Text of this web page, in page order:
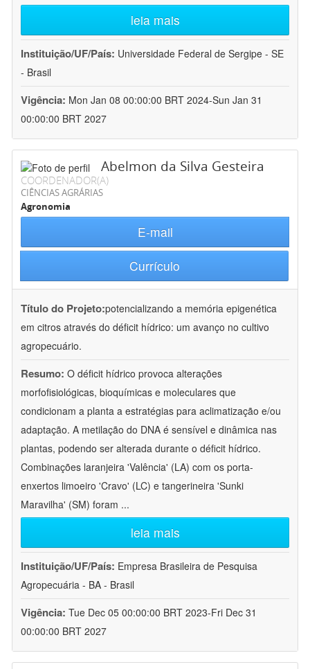
leia mais
Instituição/UF/País: Universidade Federal de Sergipe - SE
- Brasil
Vigência: Mon Jan 08 00:00:00 BRT 2024-Sun Jan 31
00:00:00 BRT 2027
Abelmon da Silva Gesteira
COORDENADOR(A)
CIÊNCIAS AGRÁRIAS
Agronomia
E-mail
Currículo
Título do Projeto:potencializando a memória epigenética
em citros através do déficit hídrico: um avanço no cultivo
agropecuário.
Resumo: O déficit hídrico provoca alterações
morfofisiológicas, bioquímicas e moleculares que
condicionam a planta a estratégias para aclimatização e/ou
adaptação. A metilação do DNA é sensível e dinâmica nas
plantas, podendo ser alterada durante o déficit hídrico.
Combinações laranjeira 'Valência' (LA) com os porta-
enxertos limoeiro 'Cravo' (LC) e tangerineira 'Sunki
Maravilha' (SM) foram ...
leia mais
Instituição/UF/País: Empresa Brasileira de Pesquisa
Agropecuária - BA - Brasil
Vigência: Tue Dec 05 00:00:00 BRT 2023-Fri Dec 31
00:00:00 BRT 2027